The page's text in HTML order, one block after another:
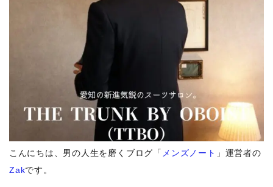
こんにちは、 男の人生を磨くブログ「 メンズノート 」運営者の
Zakです。